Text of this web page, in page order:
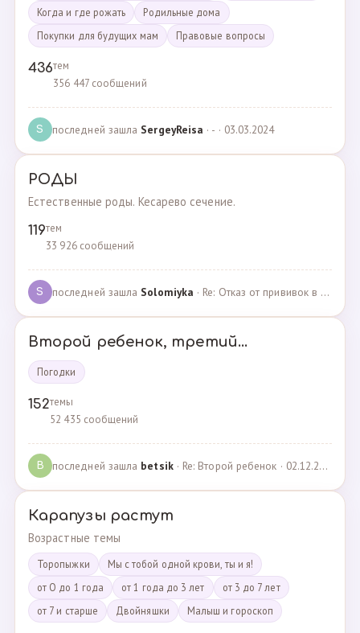
Когда и где рожать
Родильные дома
Покупки для будущих мам
Правовые вопросы
436тем
356 447 сообщений
S последней зашла SergeyReisa · - · 03.03.2024
РОДЫ
Естественные роды. Кесарево сечение.
119тем
33 926 сообщений
S последней зашла Solomiyka · Re: Отказ от прививок в роддоме · 07.05.2022
Второй ребенок, третий...
Погодки
152темы
52 435 сообщений
B последней зашла betsik· Re: Второй ребенок · 02.12.2023
Карапузы растут
Возрастные темы
Торопыжки
Мы с тобой одной крови, ты и я!
от О до 1 года
от 1 года до 3 лет
от 3 до 7 лет
от 7 и старше
Двойняшки Малыш и гороскоп